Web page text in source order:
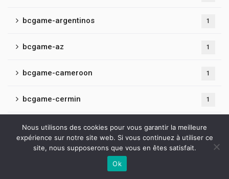
bcgame-argentinos 1
bcgame-az 1
bcgame-cameroon 1
bcgame-cermin 1
bcgame-cryptobet
bcgame-denmark
Nous utilisons des cookies pour vous garantir la meilleure
expérience sur notre site web. Si vous continuez à utiliser ce
site, nous supposerons que vous en êtes satisfait.
Ok